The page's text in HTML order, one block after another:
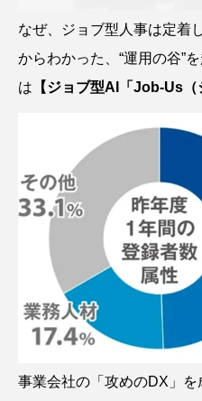
なぜ、ジョブ型人事は定
からわかった、“運用の谷”
は 【ジョブ型AI「Job-Us（
事業会社の「攻めのDX」